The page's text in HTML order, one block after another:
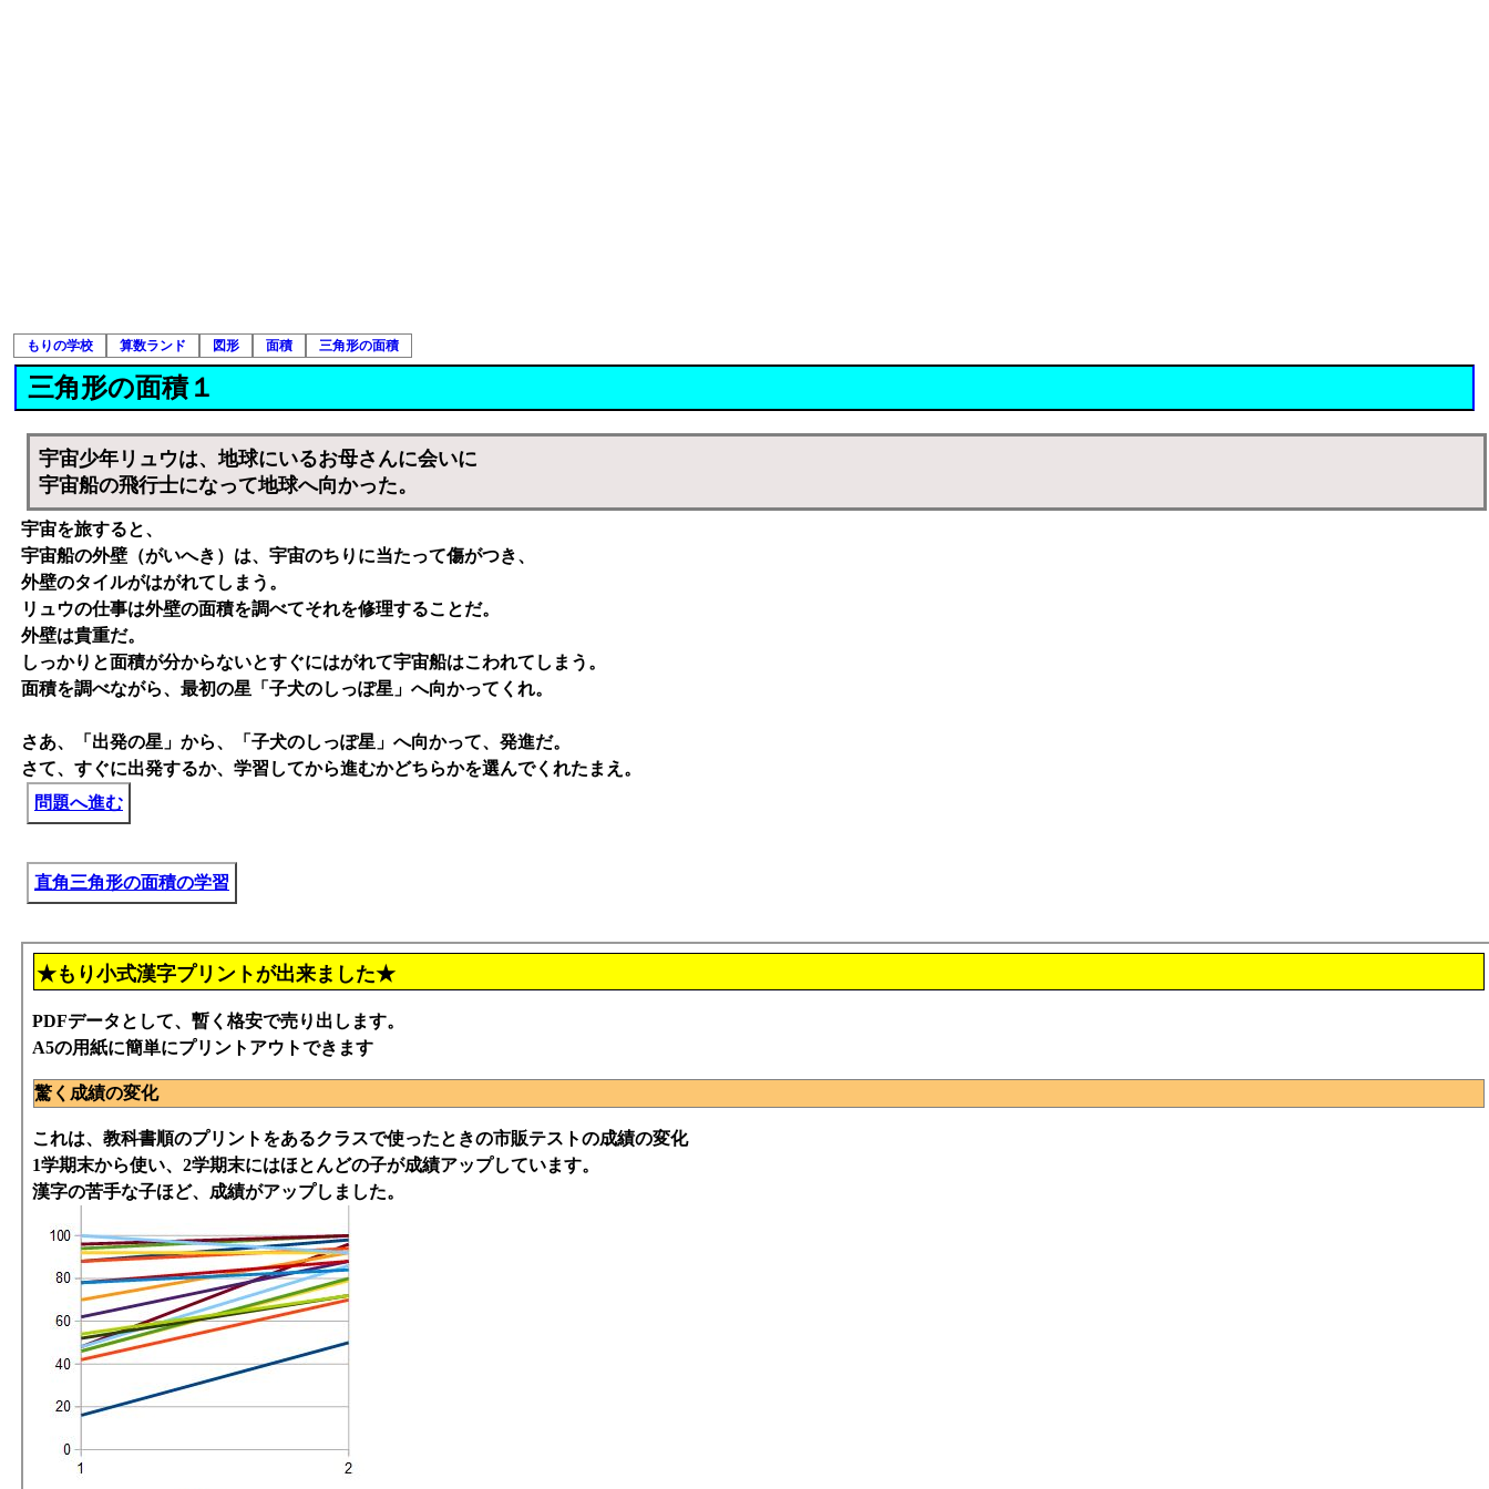
もりの学校 算数ランド 図形 面積 三角形の面積
三角形の面積１
宇宙少年リュウは、地球にいるお母さんに会いに
宇宙船の飛行士になって地球へ向かった。
宇宙を旅すると、
宇宙船の外壁（がいへき）は、宇宙のちりに当たって傷がつき、
外壁のタイルがはがれてしまう。
リュウの仕事は外壁の面積を調べてそれを修理することだ。
外壁は貴重だ。
しっかりと面積が分からないとすぐにはがれて宇宙船はこわれてしまう。
面積を調べながら、最初の星「子犬のしっぽ星」へ向かってくれ。
さあ、「出発の星」から、「子犬のしっぽ星」へ向かって、発進だ。
さて、すぐに出発するか、学習してから進むかどちらかを選んでくれたまえ。
問題へ進む
直角三角形の面積の学習